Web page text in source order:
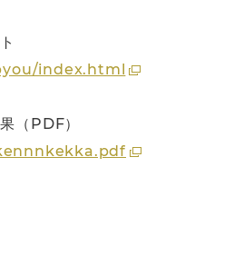
index.html
（PDF）